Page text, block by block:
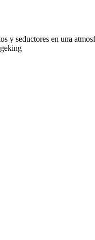
y seductores en una